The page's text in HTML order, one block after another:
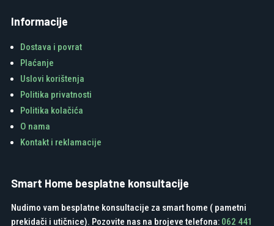
Informacije
Dostava i povrat
Plaćanje
Uslovi korištenja
Politika privatnosti
Politika kolačića
O nama
Kontakt i reklamacije
Smart Home besplatne konsultacije
Nudimo vam besplatne konsultacije za smart home ( pametni
prekidači i utičnice). Pozovite nas na brojeve telefona: 062 441